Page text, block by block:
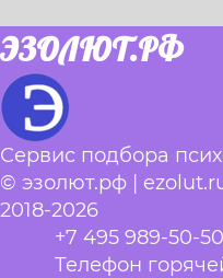
ЭЗОЛЮТ.РФ
Сервис подбора
© эзолют.рф |
2018-2026
+7 495 989-50-50
Телефон